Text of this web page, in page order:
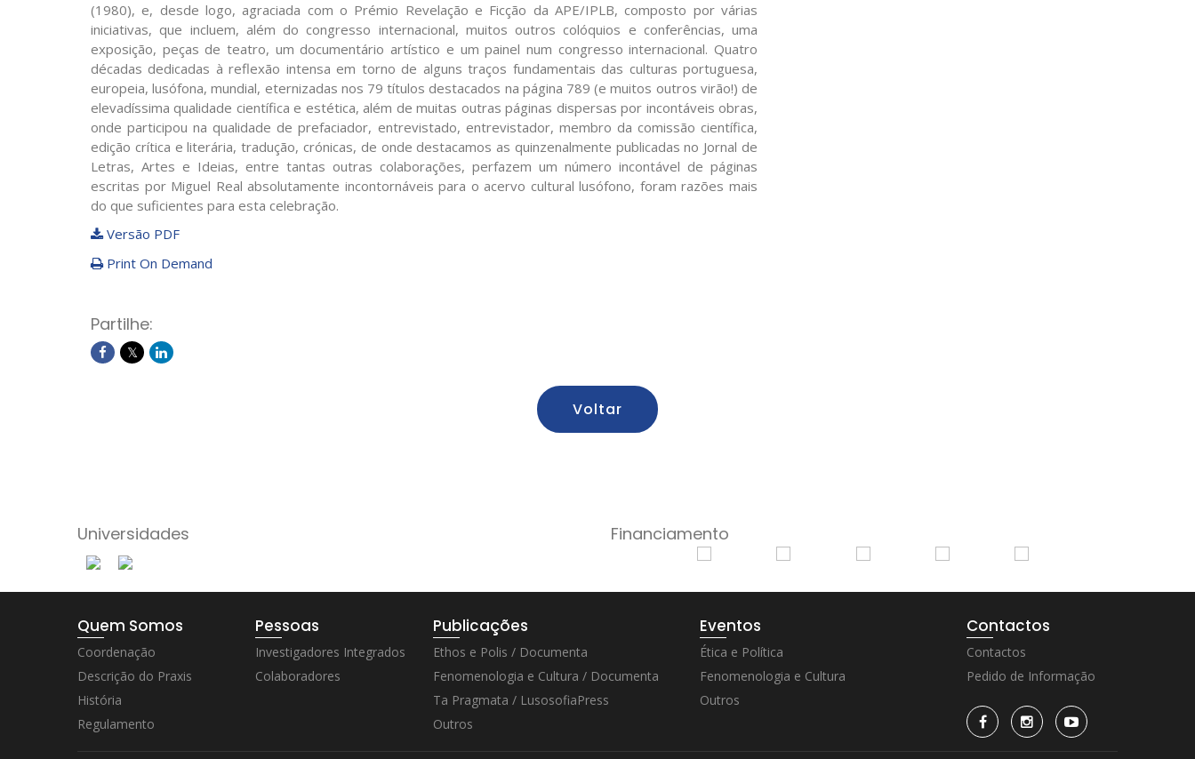
(1980), e, desde logo, agraciada com o Prémio Revelação e Ficção da APE/IPLB, composto por várias
iniciativas, que incluem, além do congresso internacional, muitos outros colóquios e conferências, uma
exposição, peças de teatro, um documentário artístico e um painel num congresso internacional. Quatro
décadas dedicadas à reflexão intensa em torno de alguns traços fundamentais das culturas portuguesa,
europeia, lusófona, mundial, eternizadas nos 79 títulos destacados na página 789 (e muitos outros virão!) de
elevadíssima qualidade científica e estética, além de muitas outras páginas dispersas por incontáveis obras,
onde participou na qualidade de prefaciador, entrevistado, entrevistador, membro da comissão científica,
edição crítica e literária, tradução, crónicas, de onde destacamos as quinzenalmente publicadas no Jornal de
Letras, Artes e Ideias, entre tantas outras colaborações, perfazem um número incontável de páginas
escritas por Miguel Real absolutamente incontornáveis para o acervo cultural lusófono, foram razões mais
do que suficientes para esta celebração.
Versão PDF
Print On Demand
Partilhe:
Voltar
Universidades Financiamento
Quem Somos
Coordenação
Descrição do Praxis
História
Regulamento
Pessoas
Investigadores Integrados
Colaboradores
Publicações
Ethos e Polis / Documenta
Fenomenologia e Cultura / Documenta
Ta Pragmata / LusosofiaPress
Outros
Eventos
Ética e Política
Fenomenologia e Cultura
Outros
Contactos
Contactos
Pedido de Informação